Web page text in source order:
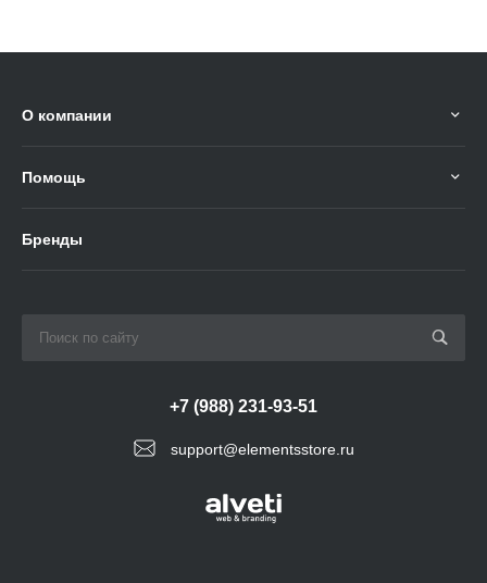
О компании
Помощь
Бренды
support@elementsstore.ru
+7 (988) 231-93-51